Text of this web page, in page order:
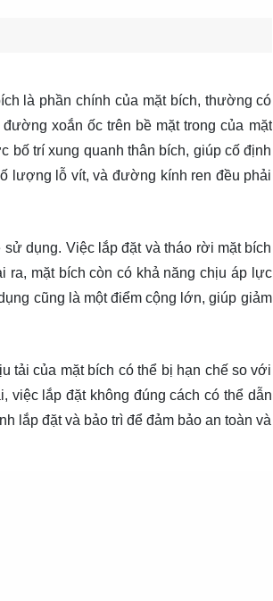
là phần chính của mặt bích, thường có
xoắn ốc trên bề mặt trong của mặt
bố trí xung quanh thân bích, giúp cố định
lượng lỗ vít, và đường kính ren đều phải
dụng. Việc lắp đặt và tháo rời mặt bích
ra, mặt bích còn có khả năng chịu áp lực
cũng là một điểm cộng lớn, giúp giảm
tải của mặt bích có thể bị hạn chế so với
việc lắp đặt không đúng cách có thể dẫn
lắp đặt và bảo trì để đảm bảo an toàn và